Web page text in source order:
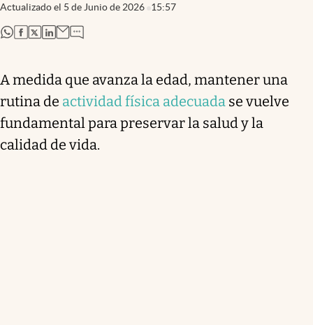
Actualizado el 5 de Junio de 2026 15:57
abre en nueva pestaña
abre en nueva pestaña
abre en nueva pestaña
abre en nueva pestaña
A medida que avanza la edad, mantener una
rutina de actividad física adecuada se vuelve
fundamental para preservar la salud y la
calidad de vida.